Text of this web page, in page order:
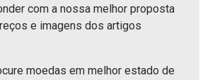
com a nossa melhor proposta
e imagens dos artigos
moedas em melhor estado de